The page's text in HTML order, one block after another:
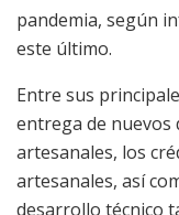
pandemia, según
este último.
Entre sus
entrega de nuevos
artesanales, los
artesanales, así
desarrollo técnico